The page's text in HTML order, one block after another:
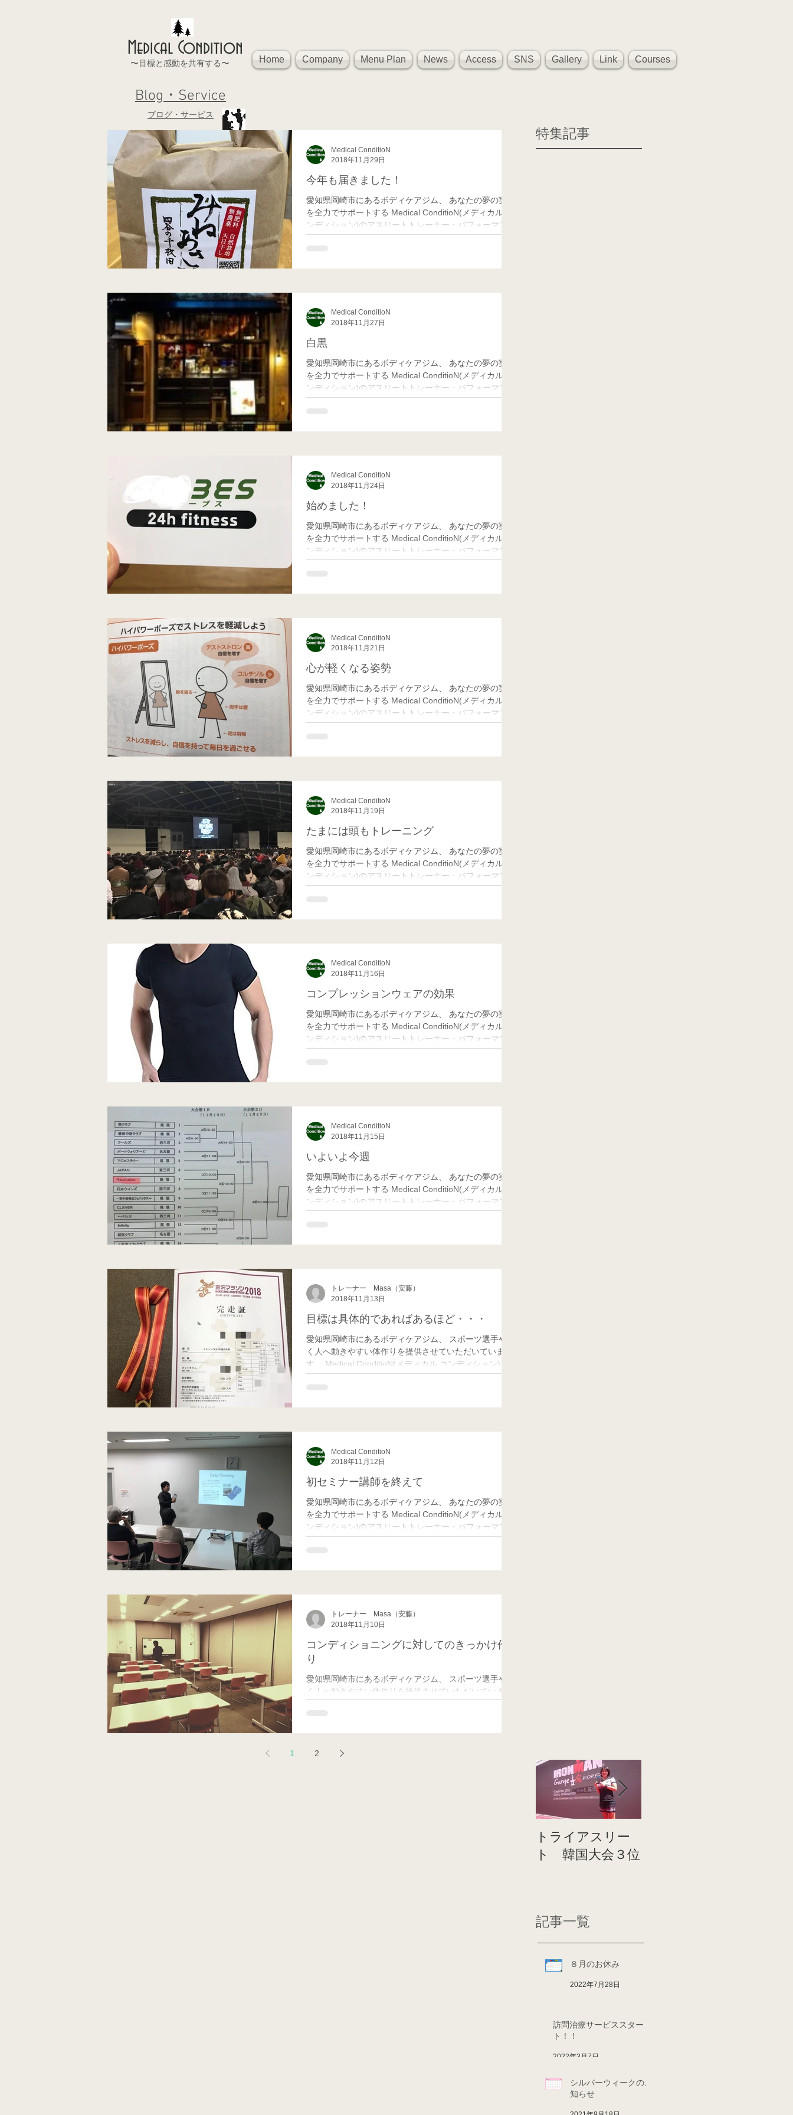
Medical Condition
〜目標と感動を共有する〜 Home Company Menu Plan News Access SNS Gallery Link Courses
Blog・Service
ブログ・サービス
今年も届きました！
愛知県岡崎市にあるボディケアジム、 あなたの夢の実現
を全力でサポートする Medical ConditioN(メディカル コ
ンディション)のアスリートトレーナー・パフォーマンス
向上担当のMatchです！ 今年も無事に育ってくれたお米
Medical ConditioN
2018年11月29日
白黒
愛知県岡崎市にあるボディケアジム、 あなたの夢の実現
を全力でサポートする Medical ConditioN(メディカル コ
ンディション)のアスリートトレーナー・パフォーマンス
向上担当のMatchです！ 先日クライアントさんが新店を
Medical ConditioN
2018年11月27日
始めました！
愛知県岡崎市にあるボディケアジム、 あなたの夢の実現
を全力でサポートする Medical ConditioN(メディカル コ
ンディション)のアスリートトレーナー・パフォーマンス
向上担当のMatchです！ スポーツの秋と言いますが、皆
Medical ConditioN
2018年11月24日
心が軽くなる姿勢
愛知県岡崎市にあるボディケアジム、 あなたの夢の実現
を全力でサポートする Medical ConditioN(メディカル コ
ンディション)のアスリートトレーナー・パフォーマンス
向上担当のMatchです！ ある本を読んでいて、ハイパワ
Medical ConditioN
2018年11月21日
たまには頭もトレーニング
愛知県岡崎市にあるボディケアジム、 あなたの夢の実現
を全力でサポートする Medical ConditioN(メディカル コ
ンディション)のアスリートトレーナー・パフォーマンス
向上担当のMatchです！ みなさんなぞなぞは得意でしょ
Medical ConditioN
2018年11月19日
コンプレッションウェアの効果
愛知県岡崎市にあるボディケアジム、 あなたの夢の実現
を全力でサポートする Medical ConditioN(メディカル コ
ンディション)のアスリートトレーナー・パフォーマンス
向上担当のMatchです！ 最近では、運動する時には多く
Medical ConditioN
2018年11月16日
いよいよ今週
愛知県岡崎市にあるボディケアジム、 あなたの夢の実現
を全力でサポートする Medical ConditioN(メディカル コ
ンディション)のアスリートトレーナー・パフォーマンス
向上担当のMatchです！ 11月に入り、朝晩の冷え込みが
Medical ConditioN
2018年11月15日
目標は具体的であればあるほど・・・
愛知県岡崎市にあるボディケアジム、 スポーツ選手や働
く人へ動きやすい体作りを提供させていただいていま
す、 Medical ConditioN(メディカル コンディション)の
代表トレーナー 、 コンディショニング兼ボディケア担
トレーナー Masa（安藤）
2018年11月13日
初セミナー講師を終えて
愛知県岡崎市にあるボディケアジム、 あなたの夢の実現
を全力でサポートする Medical ConditioN(メディカル コ
ンディション)のアスリートトレーナー・パフォーマンス
向上担当のMatchです！ 土曜日に、以前にもブログで書
Medical ConditioN
2018年11月12日
コンディショニングに対してのきっかけ作
り
愛知県岡崎市にあるボディケアジム、 スポーツ選手や働
く人へ動きやすい体作りを提供させていただいていま
トレーナー Masa（安藤）
2018年11月10日
1 2
特集記事
トライアスリー
ト 韓国大会３位
記事一覧
８月のお休み
2022年7月28日
訪問治療サービススター
ト！！
2022年3月7日
シルバーウィークのお
知らせ